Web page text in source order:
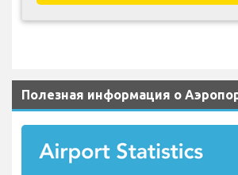
Полезная информация о